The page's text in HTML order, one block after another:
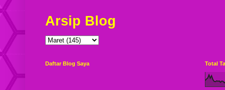
Arsip Blog
Daftar Blog Saya Total